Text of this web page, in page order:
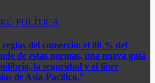
POLÍTICA
del comercio: el 80 % del
de estas normas, una nueva guía
la seguridad y el libre
de Asia-Pacífico.”​